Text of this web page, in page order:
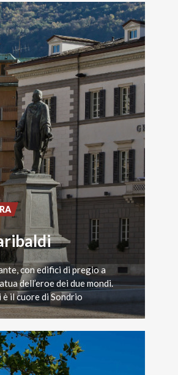
con edifici di pregio a
dell’eroe dei due mondi.
il cuore di Sondrio